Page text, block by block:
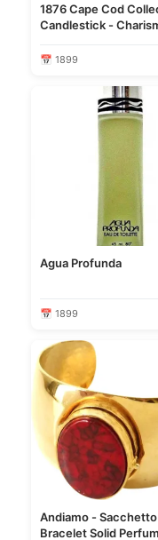
1876 Cape Cod
Candlestick -
📅 1899
Agua Profunda
📅 1899
Andiamo - Sacchetto
Bracelet Solid